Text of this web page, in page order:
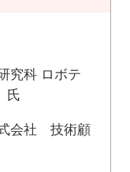
究科 ロボテ
氏
会社 技術顧